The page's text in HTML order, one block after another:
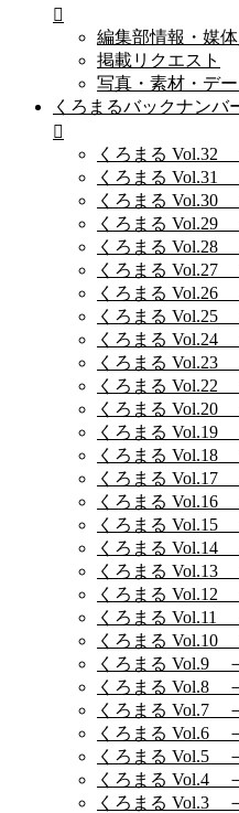
編集部情報・媒
掲載リクエスト
写真・素材・デ
くろまるバックナンバ
くろまる Vol.32
くろまる Vol.31
くろまる Vol.30
くろまる Vol.29
くろまる Vol.28
くろまる Vol.27
くろまる Vol.26
くろまる Vol.25
くろまる Vol.24
くろまる Vol.23
くろまる Vol.22
くろまる Vol.20
くろまる Vol.19
くろまる Vol.18
くろまる Vol.17
くろまる Vol.16
くろまる Vol.15
くろまる Vol.14
くろまる Vol.13
くろまる Vol.12
くろまる Vol.11
くろまる Vol.10
くろまる Vol.9
くろまる Vol.8
くろまる Vol.7
くろまる Vol.6
くろまる Vol.5
くろまる Vol.4
くろまる Vol.3